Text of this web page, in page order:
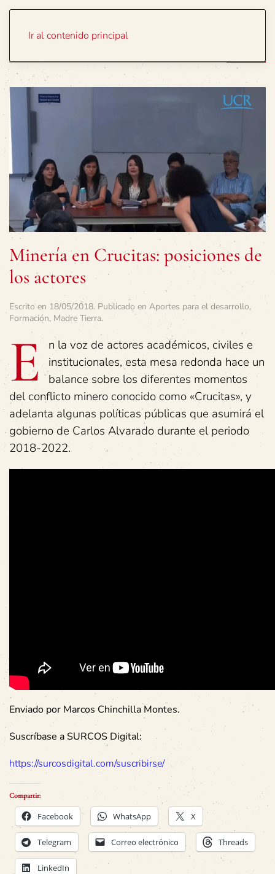
Ir al contenido principal
Minería en Crucitas: posiciones de
los actores
Escrito en 18/05/2018. Publicado en Aportes para el desarrollo,
Formación, Madre Tierra.
E
n la voz de actores académicos, civiles e
institucionales, esta mesa redonda hace un
balance sobre los diferentes momentos
del conflicto minero conocido como «Crucitas», y
adelanta algunas políticas públicas que asumirá el
gobierno de Carlos Alvarado durante el periodo
2018-2022.
Enviado por Marcos Chinchilla Montes.
Suscríbase a SURCOS Digital:
https://surcosdigital.com/suscribirse/
Compartir:
Facebook WhatsApp X
Telegram Correo electrónico Threads
LinkedIn